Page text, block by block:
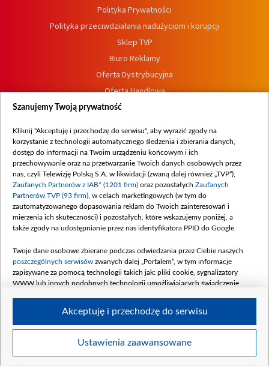
Polityka Prywatności
Polityka przeciwdziałania nadużyciom i korupcji
Sklep TVP
Biuro Reklamy
Oferta Dystrybucyjna
Oferta Handlowa
Dostępność
Procedura zgłoszeń wewnętrznych
© 2026 Telewizja Polska S. A. w likwidacji
Szanujemy Twoją prywatność
Kliknij "Akceptuję i przechodzę do serwisu", aby wyrazić zgody na
korzystanie z technologii automatycznego śledzenia i zbierania danych,
dostęp do informacji na Twoim urządzeniu końcowym i ich
przechowywanie oraz na przetwarzanie Twoich danych osobowych przez
nas, czyli Telewizję Polską S.A. w likwidacji (zwaną dalej również „TVP”),
Zaufanych Partnerów z IAB* (1201 firm) oraz pozostałych Zaufanych
Partnerów TVP (93 firm) , w celach marketingowych (w tym do
zautomatyzowanego dopasowania reklam do Twoich zainteresowań i
mierzenia ich skuteczności) i pozostałych, które wskazujemy poniżej, a
także zgody na udostępnianie przez nas identyfikatora PPID do Google.
Twoje dane osobowe zbierane podczas odwiedzania przez Ciebie naszych
poszczególnych serwisów zwanych dalej „Portalem”, w tym informacje
zapisywane za pomocą technologii takich jak: pliki cookie, sygnalizatory
WWW lub innych podobnych technologii umożliwiających świadczenie
Twoje dane osobowe zbierane podczas odwiedzania przez Ciebie
Ustawienia zaawansowane
Akceptuję i przechodzę do serwisu